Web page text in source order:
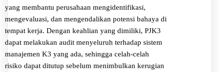
yang membantu perusahaan mengidentifikasi,
mengevaluasi, dan mengendalikan potensi bahaya di
tempat kerja. Dengan keahlian yang dimiliki, PJK3
dapat melakukan audit menyeluruh terhadap sistem
manajemen K3 yang ada, sehingga celah-celah
risiko dapat ditutup sebelum menimbulkan kerugian